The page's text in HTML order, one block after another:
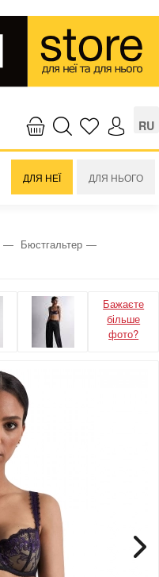
RU
ДЛЯ НЕЇ ДЛЯ НЬОГО
Бюстгальтер
Бажаєте
більше
фото?